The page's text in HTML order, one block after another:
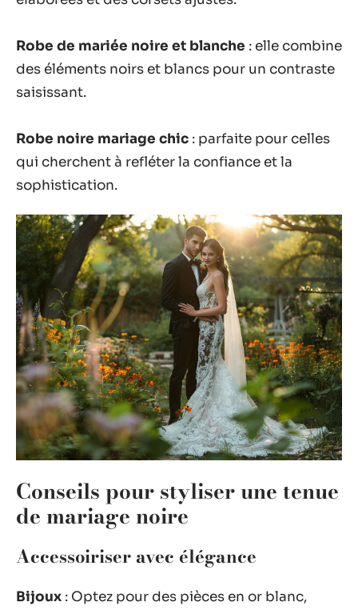
Robe de mariée noire et blanche : elle combine
des éléments noirs et blancs pour un contraste
saisissant.
Robe noire mariage chic : parfaite pour celles
qui cherchent à refléter la confiance et la
sophistication.
Conseils pour styliser une tenue
de mariage noire
Accessoiriser avec élégance
Bijoux : Optez pour des pièces en or blanc,